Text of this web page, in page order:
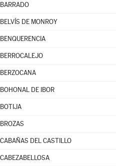
BARRADO
BELVÍS DE MONROY
BENQUERENCIA
BERROCALEJO
BERZOCANA
BOHONAL DE IBOR
BOTIJA
BROZAS
CABAÑAS DEL CASTILLO
CABEZABELLOSA